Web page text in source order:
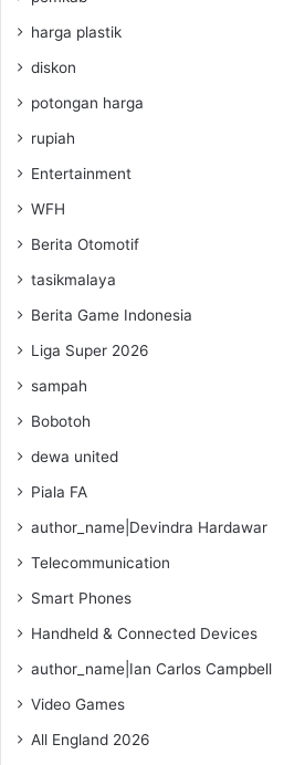
harga plastik
diskon
potongan harga
rupiah
Entertainment
WFH
Berita Otomotif
tasikmalaya
Berita Game Indonesia
Liga Super 2026
sampah
Bobotoh
dewa united
Piala FA
author_name|Devindra Hardawar
Telecommunication
Smart Phones
Handheld & Connected Devices
author_name|Ian Carlos Campbell
Video Games
All England 2026